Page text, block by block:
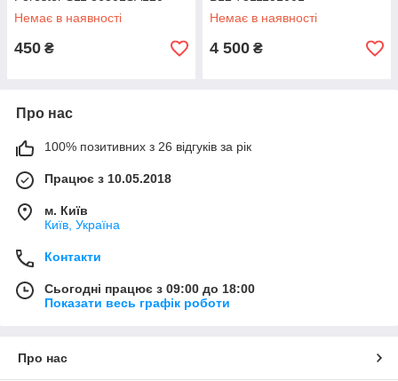
Немає в наявності
450 ₴
731100sa000
Немає в наявності
4 500 ₴
Про нас
100% позитивних з 26 відгуків за рік
Працює з 10.05.2018
м. Київ
Київ, Україна
Контакти
Сьогодні працює з 09:00 до 18:00
Показати весь графік роботи
Про нас